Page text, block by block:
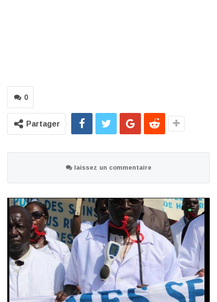
0
Partager
laissez un commentaire